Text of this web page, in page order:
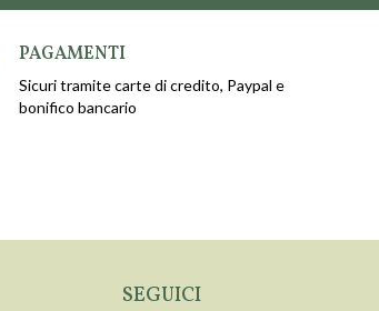
PAGAMENTI
Sicuri tramite carte di credito, Paypal e
bonifico bancario
SEGUICI